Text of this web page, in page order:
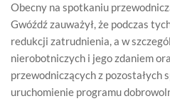
Obecny na spotkaniu
Gwóźdź zauważył, że podczas
redukcji zatrudnienia, a w
nierobotniczych i jego zdaniem
przewodniczących z pozostałych
uruchomienie programu